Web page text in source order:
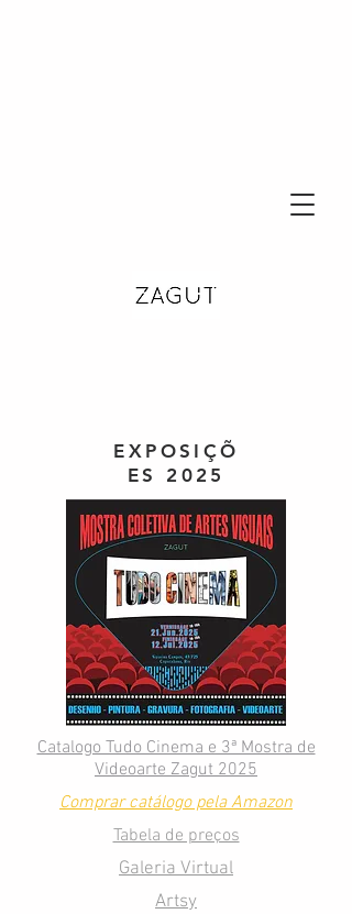
EXPOSIÇÕ
ES 2025
Catalogo Tudo Cinema e 3ª Mostra de
Videoarte Zagut 2025
Comprar catálogo pela Amazon
Tabela de preços
Galeria Virtual
Artsy